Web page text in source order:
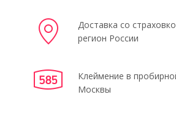
Доставка со
регион России
Клеймение в
Москвы